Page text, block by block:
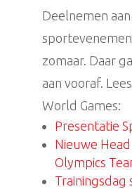
Deelnemen
zomaar. Daar
aan vooraf.
World Games:
Presentatie
Nieuwe
Olympics